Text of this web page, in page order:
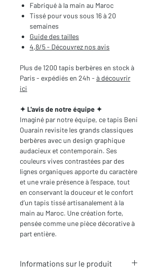
Fabriqué à la main au Maroc
Tissé pour vous sous 16 à 20
semaines
Guide des tailles
4,8/5 - Découvrez nos avis
Plus de 1200 tapis berbères en stock à
Paris - expédiés en 24h - à découvrir
ici
✦ L'avis de notre équipe ✦
Imaginé par notre équipe, ce tapis Beni
Ouarain revisite les grands classiques
berbères avec un design graphique
audacieux et contemporain. Ses
couleurs vives contrastées par des
lignes organiques apporte du caractère
et une vraie présence à l’espace, tout
en conservant la douceur et le confort
d’un tapis tissé artisanalement à la
main au Maroc. Une création forte,
pensée comme une pièce décorative à
part entière.
Informations sur le produit